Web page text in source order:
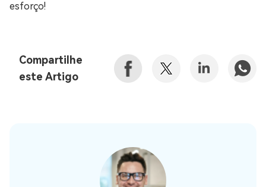
esforço!
Compartilhe
este Artigo